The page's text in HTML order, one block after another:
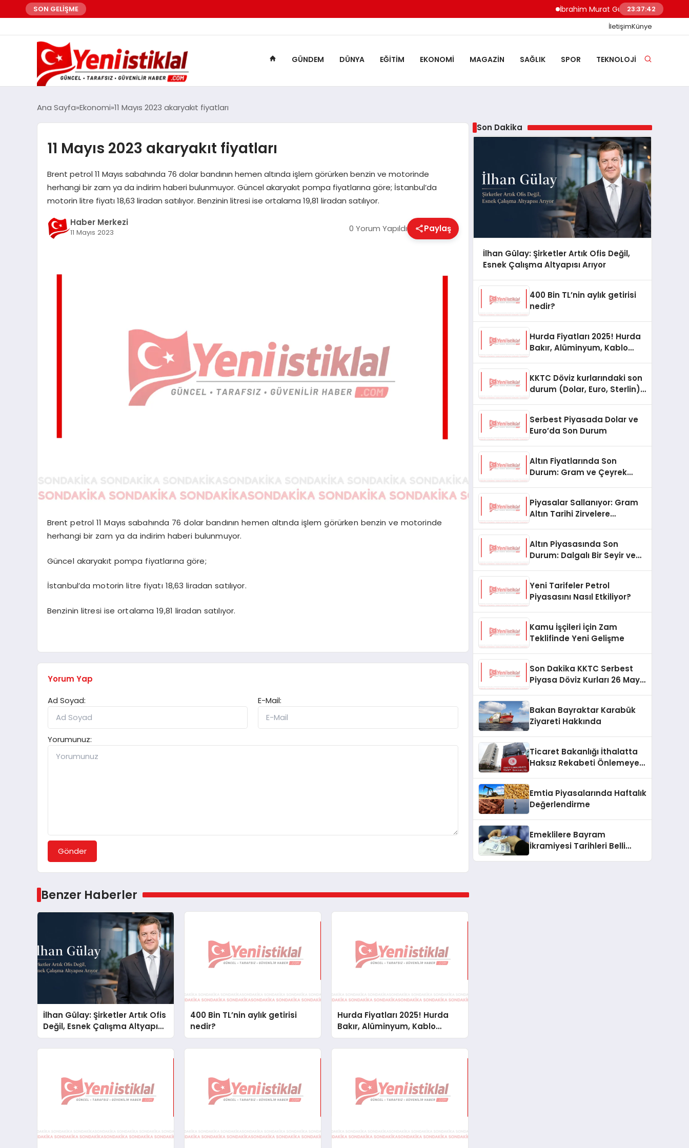
SON GELİŞME İbrahim Murat Gündüz: Malgaç’tan
23:37:42
İletişimKünye
GÜNDEM DÜNYA EĞITIM EKONOMI MAGAZIN SAĞLIK SPOR TEKNOLOJI
Ana Sayfa Ekonomi 11 Mayıs 2023 akaryakıt fiyatları
11 Mayıs 2023 akaryakıt fiyatları
Brent petrol 11 Mayıs sabahında 76 dolar bandının hemen altında işlem görürken benzin ve motorinde
herhangi bir zam ya da indirim haberi bulunmuyor. Güncel akaryakıt pompa fiyatlarına göre; İstanbul’da
motorin litre fiyatı 18,63 liradan satılıyor. Benzinin litresi ise ortalama 19,81 liradan satılıyor.
Haber Merkezi
11 Mayıs 2023 0 Yorum Yapıldı Paylaş
Brent petrol 11 Mayıs sabahında 76 dolar bandının hemen altında işlem görürken benzin ve motorinde
herhangi bir zam ya da indirim haberi bulunmuyor.
Güncel akaryakıt pompa fiyatlarına göre;
İstanbul’da motorin litre fiyatı 18,63 liradan satılıyor.
Benzinin litresi ise ortalama 19,81 liradan satılıyor.
Yorum Yap
Ad Soyad:
E-Mail:
Yorumunuz:
Gönder
Benzer Haberler
İlhan Gülay: Şirketler Artık Ofis
Değil, Esnek Çalışma Altyapısı
Arıyor
400 Bin TL’nin aylık getirisi
nedir?
Hurda Fiyatları 2025! Hurda
Bakır, Alüminyum, Kablo
Fiyatları
Son Dakika
İlhan Gülay: Şirketler Artık Ofis Değil,
Esnek Çalışma Altyapısı Arıyor
400 Bin TL’nin aylık getirisi
nedir?
Hurda Fiyatları 2025! Hurda
Bakır, Alüminyum, Kablo
KKTC Döviz kurlarındaki son
durum (Dolar, Euro, Sterlin)
Serbest Piyasada Dolar ve
Euro’da Son Durum
Altın Fiyatlarında Son
Durum: Gram ve Çeyrek
Piyasalar Sallanıyor: Gram
Altın Tarihi Zirvelere
Altın Piyasasında Son
Durum: Dalgalı Bir Seyir ve
Yeni Tarifeler Petrol
Piyasasını Nasıl Etkiliyor?
Kamu İşçileri İçin Zam
Teklifinde Yeni Gelişme
Son Dakika KKTC Serbest
Piyasa Döviz Kurları 26 Mayıs
Bakan Bayraktar Karabük
Ziyareti Hakkında
Ticaret Bakanlığı İthalatta
Haksız Rekabeti Önlemeye
Emtia Piyasalarında Haftalık
Değerlendirme
Emeklilere Bayram
İkramiyesi Tarihleri Belli